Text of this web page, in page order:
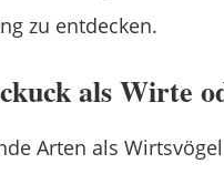
zu entdecken.
als Wirte
Arten als